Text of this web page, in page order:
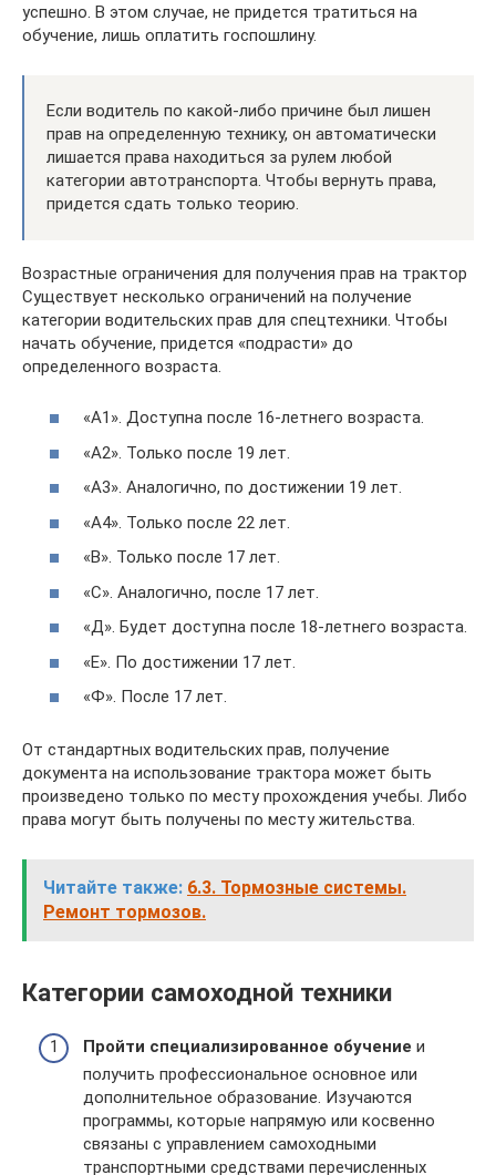
успешно. В этом случае, не придется тратиться на
обучение, лишь оплатить госпошлину.
Если водитель по какой-либо причине был лишен
прав на определенную технику, он автоматически
лишается права находиться за рулем любой
категории автотранспорта. Чтобы вернуть права,
придется сдать только теорию.
Возрастные ограничения для получения прав на трактор
Существует несколько ограничений на получение
категории водительских прав для спецтехники. Чтобы
начать обучение, придется «подрасти» до
определенного возраста.
«А1». Доступна после 16-летнего возраста.
«А2». Только после 19 лет.
«А3». Аналогично, по достижении 19 лет.
«А4». Только после 22 лет.
«В». Только после 17 лет.
«С». Аналогично, после 17 лет.
«Д». Будет доступна после 18-летнего возраста.
«Е». По достижении 17 лет.
«Ф». После 17 лет.
От стандартных водительских прав, получение
документа на использование трактора может быть
произведено только по месту прохождения учебы. Либо
права могут быть получены по месту жительства.
Читайте также: 6.3. Тормозные системы.
Ремонт тормозов.
Категории самоходной техники
Пройти специализированное обучение и
получить профессиональное основное или
дополнительное образование. Изучаются
программы, которые напрямую или косвенно
связаны с управлением самоходными
транспортными средствами перечисленных